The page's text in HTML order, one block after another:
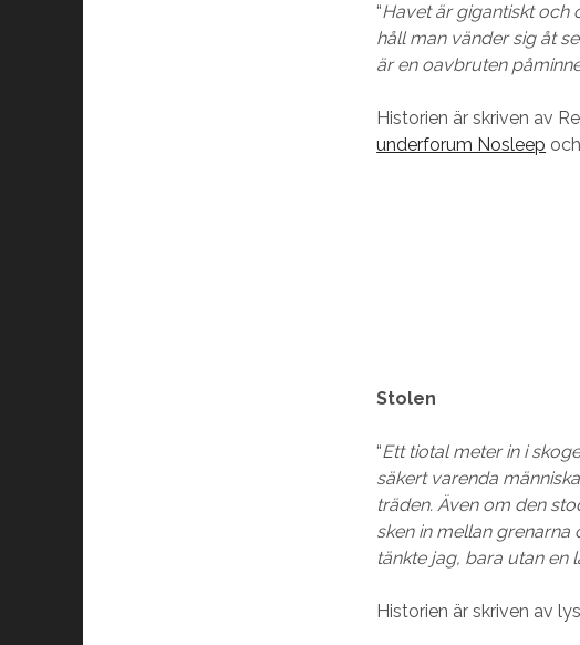
“Havet är gigantiskt och
håll man vänder sig åt
är en oavbruten
Historien är skriven av
underforum Nosleep
Stolen
“Ett tiotal meter in i
säkert varenda
träden. Även om den
sken in mellan
tänkte jag, bara utan en
Historien är skriven av